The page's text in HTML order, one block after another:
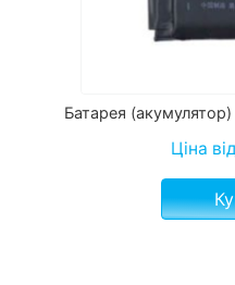
Батарея
Ціна від